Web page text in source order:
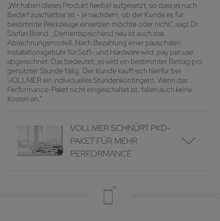
„Wir haben dieses Produkt flexibel aufgesetzt, so dass es nach
Bedarf zuschaltbar ist – je nachdem, ob der Kunde es für
bestimmte Werkzeuge einsetzen möchte oder nicht“, sagt Dr.
Stefan Brand. „Dementsprechend neu ist auch das
Abrechnungsmodell. Nach Bezahlung einer pauschalen
Installationsgebühr für Soft- und Hardware wird ,pay per use‘
abgerechnet. Das bedeutet, es wird ein bestimmter Betrag pro
genutzter Stunde fällig. Der Kunde kauft sich hierfür bei
VOLLMER ein individuelles Stundenkontingent. Wenn das
Performance-Paket nicht eingeschaltet ist, fallen auch keine
Kosten an.“
VOLLMER SCHNÜRT PKD-
PAKET FÜR MEHR
PERFORMANCE